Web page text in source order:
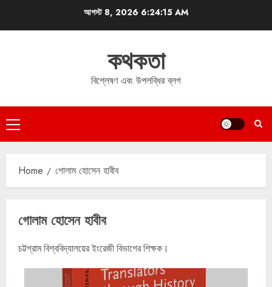
আগস্ট 8, 2026 6:24:16 AM
কথকতা
বিশ্লেষণ এবং উপলব্ধির ব্লগ
Primary
Menu
Home গোলাম হোসেন হাবীব
গোলাম হোসেন হাবীব
চট্টগ্রাম বিশ্ববিদ্যালয়ের ইংরেজী বিভাগের শিক্ষক।